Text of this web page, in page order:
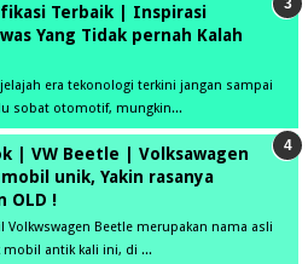
Terbaik | Inspirasi
Yang Tidak pernah Kalah
era tekonologi terkini jangan sampai
sobat otomotif, mungkin...
| VW Beetle | Volksawagen
unik, Yakin rasanya
OLD !
Beetle merupakan nama asli
antik kali ini, di ...